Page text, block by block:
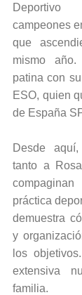
Deportivo
campeones
que
mismo
patina con
ESO, quien
de España
Desde
tanto a
práctica
demuestra
y
los
extensiva
familia.